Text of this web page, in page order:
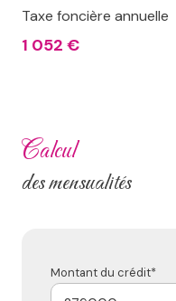
Taxe foncière annuelle
1 052 €
calcul
des mensualités
Montant du crédit*